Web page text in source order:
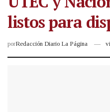
listos para
porRedacción Diario La Página